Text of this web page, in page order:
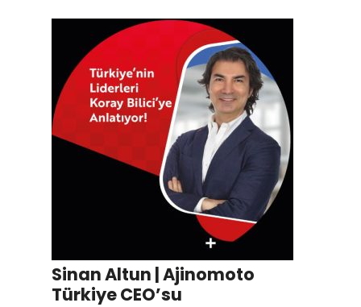
Sinan Altun | Ajinomoto
Türkiye CEO’su